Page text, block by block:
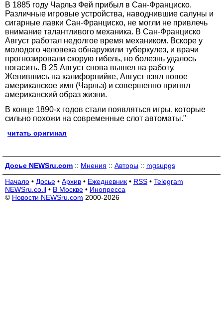
В 1885 году Чарльз Фей прибыл в Сан-Франциско.
Различные игровые устройства, наводнившие салуны и
сигарные лавки Сан-Франциско, не могли не привлечь
внимание талантливого механика. В Сан-Франциско
Август работал недолгое время механиком. Вскоре у
молодого человека обнаружили туберкулез, и врачи
прогнозировали скорую гибель, но болезнь удалось
погасить. В 25 Август снова вышел на работу.
Женившись на калифорнийке, Август взял новое
американское имя (Чарльз) и совершенно принял
американский образ жизни.
В конце 1890-х годов стали появляться игры, которые
сильно похожи на современные слот автоматы."
читать оригинал
Досье NEWSru.com :: Мнения :: Авторы :: mgsupgs
Начало • Досье • Архив • Ежедневник • RSS • Telegram
NEWSru.co.il • В Москве • Инопресса
© Новости NEWSru.com 2000-2026